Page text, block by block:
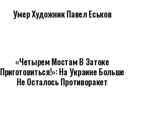
Умер Художник Павел Еськов
«Четырем Мостам В Затоке
Приготовиться!»: На Украине Больше
Не Осталось Противоракет